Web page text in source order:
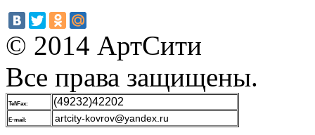
© 2014 АртСити
Все права защищены.
Tel\Fax: (49232)42202
E-mail: artcity-kovrov@yandex.ru